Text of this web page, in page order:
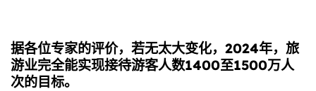
据各位专家的评价，若无太大变化，2024年，旅
游业完全能实现接待游客人数1400至1500万人
次的目标。